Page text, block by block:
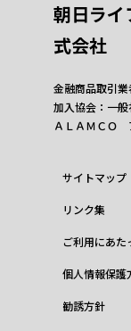
朝日ライ
式会社
金融商品取引
加入協会：一
ＡＬＡＭＣＯ
サイトマップ
リンク集
ご利用にあた
個人情報保護
勧誘方針